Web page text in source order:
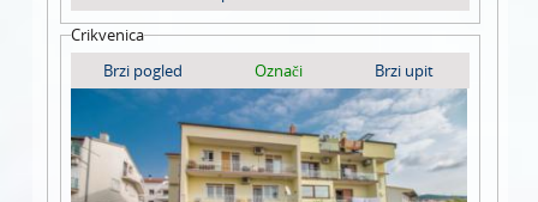
Crikvenica
Brzi pogled
Označi Brzi upit